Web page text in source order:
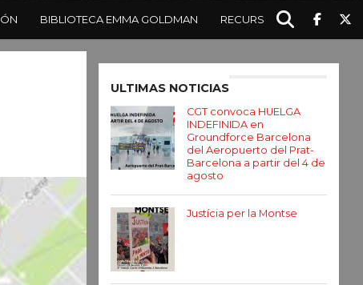
BIBLIOTECA EMMA GOLDMAN RECURSOS
ULTIMAS NOTICIAS
CGT convoca HUELGA
INDEFINIDA en
Groundforce Barcelona
del Aeropuerto del Prat-
Barcelona a partir del 4 de
agosto
Justícia per la Montse